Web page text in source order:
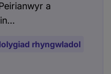
a
rhyngwladol